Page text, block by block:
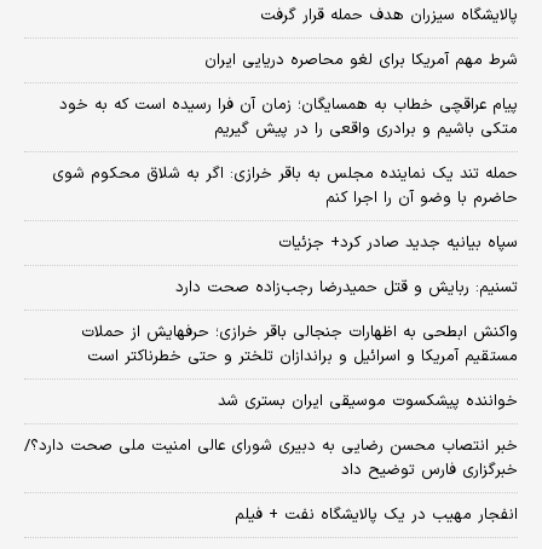
پالایشگاه سیزران هدف حمله قرار گرفت
شرط مهم آمریکا برای لغو محاصره دریایی ایران
پیام عراقچی خطاب به همسایگان؛ زمان آن فرا رسیده است که به خود
متکی باشیم و برادری واقعی را در پیش گیریم
حمله تند یک نماینده مجلس به باقر خرازی: اگر به شلاق محکوم شوی
حاضرم با وضو آن را اجرا کنم
سپاه بیانیه جدید صادر کرد+ جزئیات
تسنیم: ربایش و قتل حمیدرضا رجب‌زاده صحت دارد
واکنش ابطحی به اظهارات جنجالی باقر خرازی؛ حرفهایش از حملات
مستقیم آمریکا و اسرائیل و براندازان تلختر و حتی خطرناکتر است
خواننده پیشکسوت موسیقی ایران بستری شد
خبر انتصاب محسن رضایی به دبیری شورای عالی امنیت ملی صحت دارد؟/
خبرگزاری فارس توضیح داد
انفجار مهیب در یک پالایشگاه نفت + فیلم